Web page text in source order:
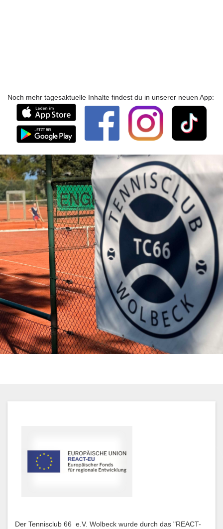
Noch mehr tagesaktuelle Inhalte findest du in unserer neuen App:
Der Tennisclub 66 e.V. Wolbeck wurde durch das "REACT-